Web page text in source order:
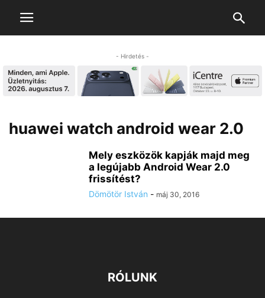
- Hirdetés -
huawei watch android wear 2.0
Mely eszközök kapják majd meg
a legújabb Android Wear 2.0
frissítést?
Dömötör István - máj 30, 2016
RÓLUNK